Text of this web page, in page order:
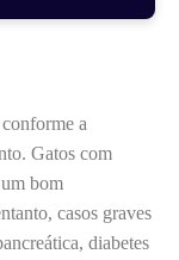
a
Gatos com
bom
casos graves
diabetes